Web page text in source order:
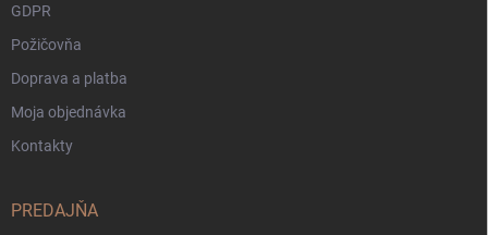
GDPR
Požičovňa
Doprava a platba
Moja objednávka
Kontakty
PREDAJŇA